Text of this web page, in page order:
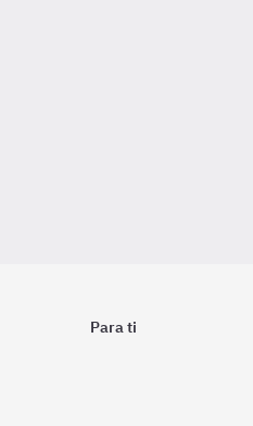
Para ti